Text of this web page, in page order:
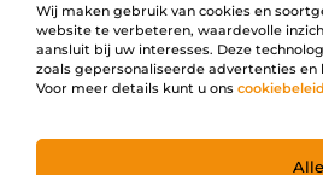
Wij maken gebruik van cookies en
website te verbeteren, waardevolle
aansluit bij uw interesses. Deze
zoals gepersonaliseerde advertenties
Voor meer details kunt u ons cookiebeleid